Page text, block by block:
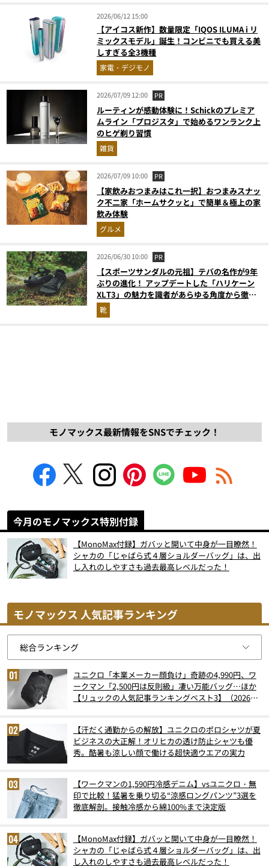
2026/06/12 15:00
【アイコス新作】数量限定「IQOS ILUMA i リ
ミックスモデル」誕生！コンビニでも買える美
しすぎる全3機種
家電・デジモノ
2026/07/09 12:00 PR
ルーティンが感動体験に！Schickのプレミア
ムライン「プロジスタ」で始めるワンランク上
のヒゲ剃り習慣
雑貨
2026/07/09 10:00 PR
【家飲みおつまみはこれ一択】おつまみスナッ
ク不二家「ホームサクッと」で簡単＆極上の家
飲み体験
グルメ
2026/06/30 10:00 PR
【スポーツサンダルの元祖】テバの名作が9年
ぶりの進化！ アップデートした「ハリケーン
XLT3」の魅力を識者があらゆる角度から徹底
解説！
靴
モノマックス最新情報をSNSでチェック！
今月のモノマックス特別付録
【MonoMax付録】ガバッと開いて中身が一目瞭然！
シャカの「じゃばら式４層ショルダーバッグ」は、出
し入れのしやすさも過去最高レベルだった！
モノマックス 人気記事ランキング
ユニクロ「本業メーカー顔負け」奇跡の4,990円、ワ
ークマン「2,500円は反則級」凄い万能バッグ…ほか
【リュックの人気記事ランキングベスト3】（2026年
【汗だく通勤からの解放】ユニクロのポロシャツが夏
ビジネスの大正解！オリヒカの透け防止シャツも優
秀。酷暑も涼しい顔で働ける超快適ウエアの実力
【ワークマンの1,590円冷感デニム】vsユニクロ・無
印で比較！猛暑を乗り切る“涼感ロングパンツ”3選を
徹底解剖。接触冷感から綿100%まで決定版
【MonoMax付録】ガバッと開いて中身が一目瞭然！
シャカの「じゃばら式４層ショルダーバッグ」は、出
し入れのしやすさも過去最高レベルだった！